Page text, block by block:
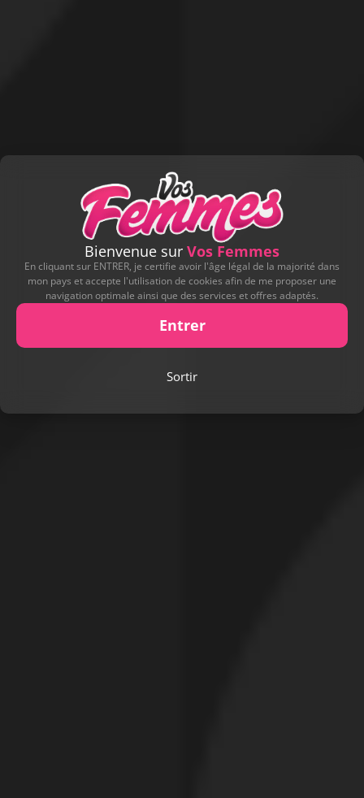
Bienvenue sur Vos Femmes
En cliquant sur ENTRER, je certifie avoir l'âge légal de la majorité dans
mon pays et accepte l'utilisation de cookies afin de me proposer une
navigation optimale ainsi que des services et offres adaptés.
Entrer
Sortir